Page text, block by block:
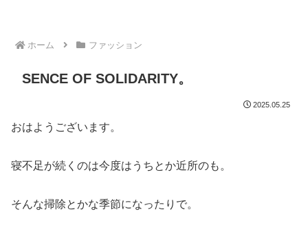
ホーム ファッション
SENCE OF SOLIDARITY。
2025.05.25
おはようございます。
寝不足が続くのは今度はうちとか近所のも。
そんな掃除とかな季節になったりで。